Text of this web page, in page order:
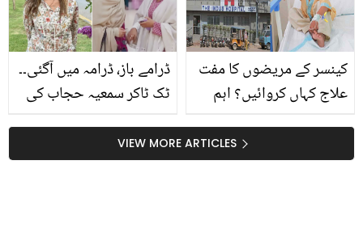
ڈرامے باز، ڈرامہ میں آگئی۔۔
ٹک ٹاکر سمعیہ حجاب کی
چیخ اُٹھے
کینسر کے مریضوں کا مفت
علاج کہاں کروائیں؟ اہم
کسی کی جان بچائی
جاسکتی ہے
VIEW MORE ARTICLES